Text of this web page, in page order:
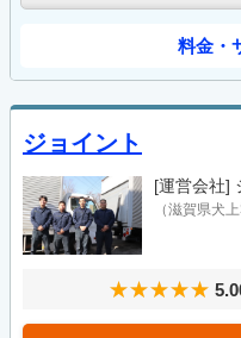
料金・
ジョイント
[運営会社]
（滋賀県犬